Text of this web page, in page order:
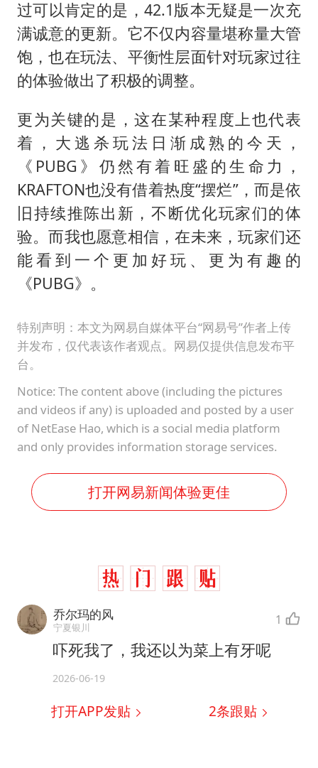
过可以肯定的是，42.1版本无疑是一次充
满诚意的更新。它不仅内容量堪称量大管
饱，也在玩法、平衡性层面针对玩家过往
的体验做出了积极的调整。
更为关键的是，这在某种程度上也代表
着，大逃杀玩法日渐成熟的今天，
《PUBG》仍然有着旺盛的生命力，
KRAFTON也没有借着热度“摆烂”，而是依
旧持续推陈出新，不断优化玩家们的体
验。而我也愿意相信，在未来，玩家们还
能看到一个更加好玩、更为有趣的
《PUBG》。
特别声明：本文为网易自媒体平台“网易号”作者上传
并发布，仅代表该作者观点。网易仅提供信息发布平
台。
Notice: The content above (including the pictures
and videos if any) is uploaded and posted by a user
of NetEase Hao, which is a social media platform
and only provides information storage services.
打开网易新闻体验更佳
乔尔玛的风
宁夏银川 1
吓死我了，我还以为菜上有牙呢
2026-06-19
打开APP发贴 2条跟贴